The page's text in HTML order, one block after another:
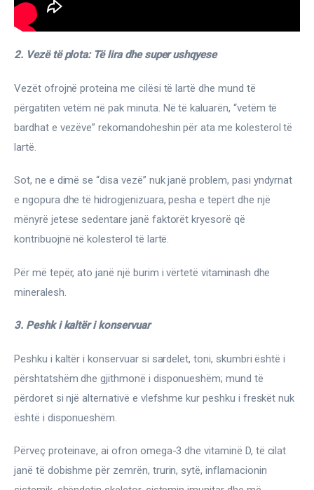
2. Vezë të plota: Të lira dhe super ushqyese
Vezët ofrojnë proteina me cilësi të lartë dhe mund të
përgatiten vetëm në pak minuta. Në të kaluarën, “vetëm të
bardhat e vezëve” rekomandoheshin për ata me kolesterol të
lartë.
Sot, ne e dimë se “disa vezë” nuk janë problem, pasi yndyrnat
e ngopura dhe të hidrogjenizuara, pesha e tepërt dhe një
mënyrë jetese sedentare janë faktorët kryesorë që
kontribuojnë në kolesterol të lartë.
Për më tepër, ato janë një burim i vërtetë vitaminash dhe
mineralesh.
3. Peshk i kaltër i konservuar
Peshku i kaltër i konservuar si sardelet, toni, skumbri është i
përshtatshëm dhe gjithmonë i disponueshëm; mund të
përdoret si një alternativë e vlefshme kur peshku i freskët nuk
është i disponueshëm.
Përveç proteinave, ai ofron omega-3 dhe vitaminë D, të cilat
janë të dobishme për zemrën, trurin, sytë, inflamacionin